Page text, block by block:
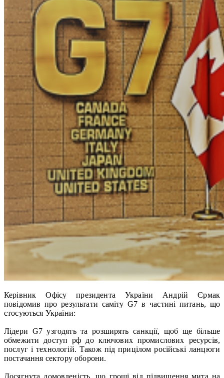
Керівник Офісу президента України Андрій Єрмак
повідомив про результати саміту G7 в частині питань, що
стосуються України:
Лідери G7 узгодять та розширять санкції, щоб ще більше
обмежити доступ рф до ключових промислових ресурсів,
послуг і технологій. Також під прицілом російські ланцюги
постачання сектору оборони.
Досягнута домовленість, що гроші від підвищення мита на